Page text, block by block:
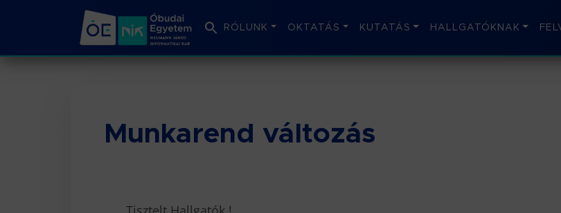
RÓLUNK OKTATÁS KUTATÁS HALLGATÓKNAK
Munkarend változás